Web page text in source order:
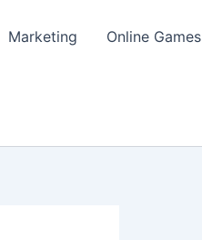
Marketing Online Games